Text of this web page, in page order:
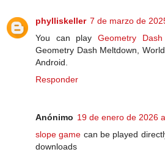
phylliskeller 7 de marzo de
You can play Geometry Dash
Geometry Dash Meltdown,
Android.
Responder
Anónimo 19 de enero de 2026
slope game can be played
downloads